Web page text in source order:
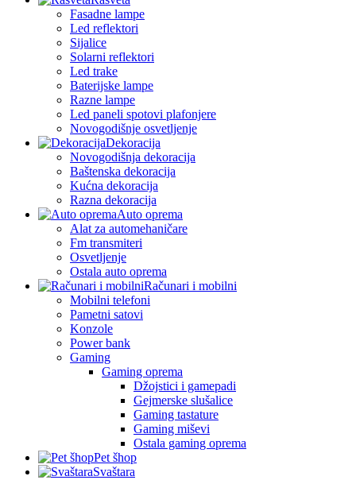
Fasadne lampe
Led reflektori
Sijalice
Solarni reflektori
Led trake
Baterijske lampe
Razne lampe
Led paneli spotovi plafonjere
Novogodišnje osvetljenje
Dekoracija
Novogodišnja dekoracija
Baštenska dekoracija
Kućna dekoracija
Razna dekoracija
Auto oprema
Alat za automehaničare
Fm transmiteri
Osvetljenje
Ostala auto oprema
Računari i mobilni
Mobilni telefoni
Pametni satovi
Konzole
Power bank
Gaming
Gaming oprema
Džojstici i gamepadi
Gejmerske slušalice
Gaming tastature
Gaming miševi
Ostala gaming oprema
Pet šhop
Svaštara